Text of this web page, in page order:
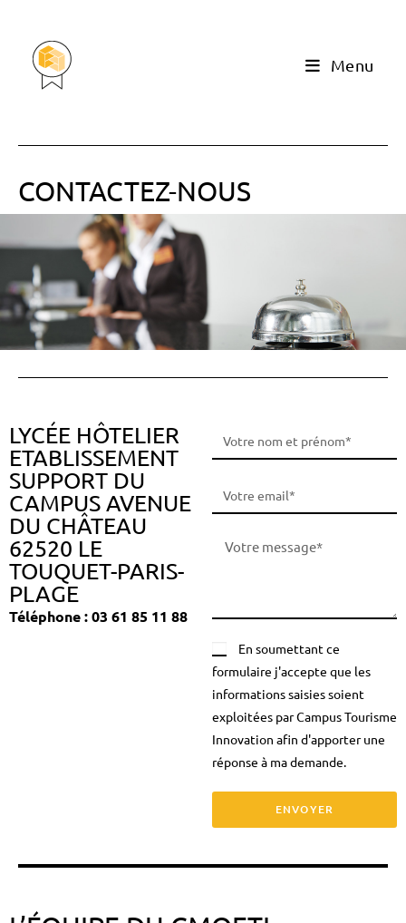
Menu
CONTACTEZ-NOUS
LYCÉE HÔTELIER
ETABLISSEMENT
SUPPORT DU
CAMPUS AVENUE
DU CHÂTEAU
62520 LE
TOUQUET-PARIS-
PLAGE
Téléphone : 03 61 85 11 88
En soumettant ce
formulaire j'accepte que les
informations saisies soient
exploitées par Campus Tourisme
Innovation afin d'apporter une
réponse à ma demande.
ENVOYER